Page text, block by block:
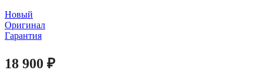
Новый
Оригинал
Гарантия
18 900 ₽